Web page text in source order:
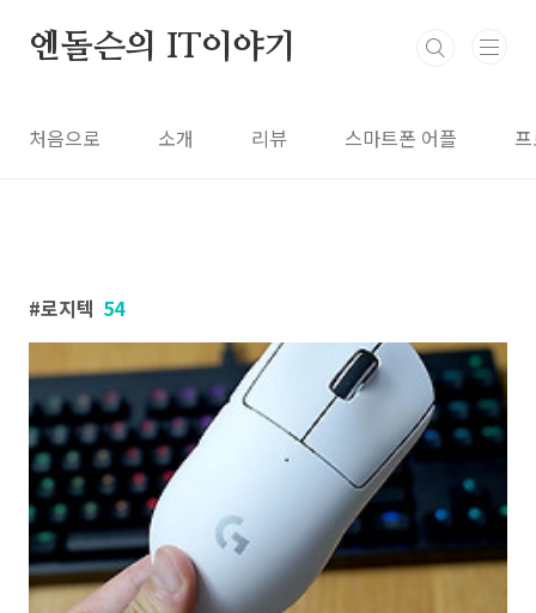
엔돌슨의 IT이야기
처음으로 소개 리뷰 스마트폰 어플
로지텍 54